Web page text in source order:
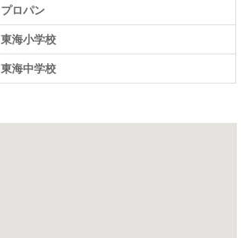
プロパン
東海小学校
東海中学校